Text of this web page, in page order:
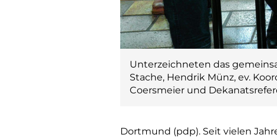
Unterzeichneten das
Stache, Hendrik Münz, ev.
Coersmeier und
Dortmund (pdp). Seit vielen